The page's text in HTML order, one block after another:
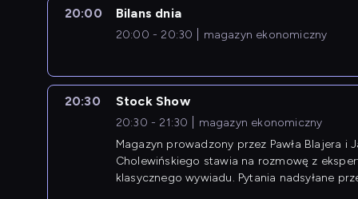
20:00 Bilans dnia
20:00 - 20:30 magazyn ekonomiczny
20:30 Stock Show
20:30 - 21:30
magazyn ekonomiczny
Magazyn prowadzony przez Pawła Blajera i
Cholewińskiego stawia na rozmowę z
klasycznego wywiadu. Pytania nadsyłane